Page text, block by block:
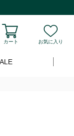
カート お気に入り